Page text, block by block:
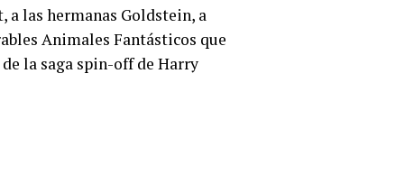
a las hermanas Goldstein, a
Animales Fantásticos que
la saga spin-off de Harry